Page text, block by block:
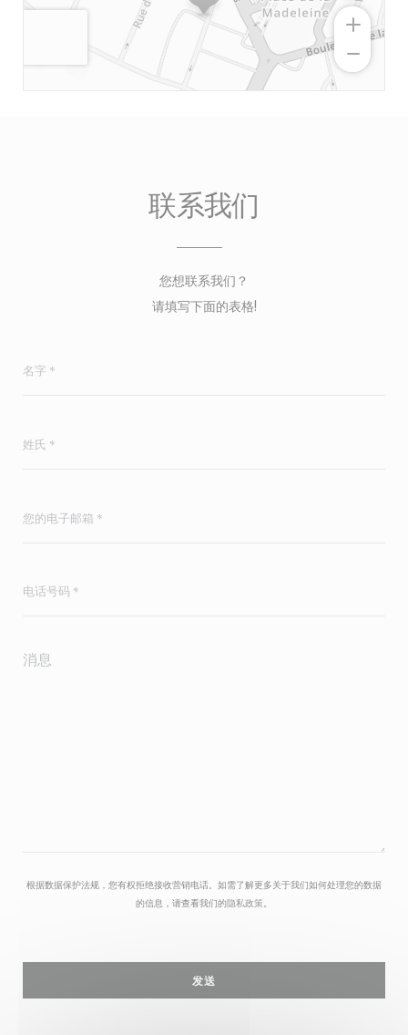
联系我们
您想联系我们？
请填写下面的表格!
根据数据保护法规，您有权拒绝接收营销电话。如需了解更多关于我们如何处理您的数据
的信息，请查看我们的隐私政策